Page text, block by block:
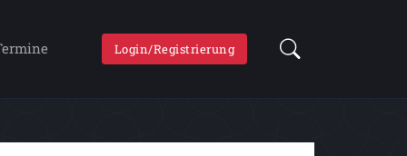
Login/Registrierung